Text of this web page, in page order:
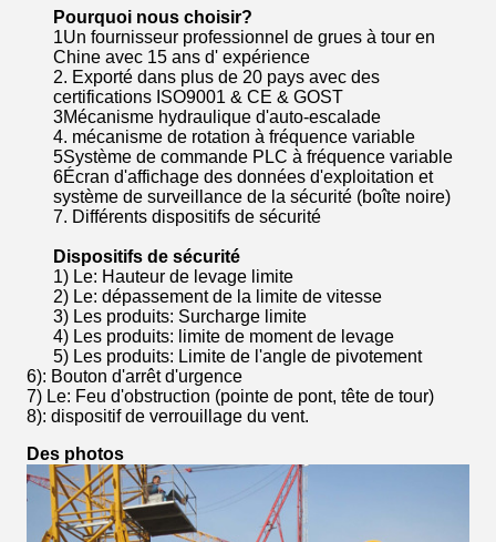
Pourquoi nous choisir?
1Un fournisseur professionnel de grues à tour en
Chine avec 15 ans d' expérience
2. Exporté dans plus de 20 pays avec des
certifications ISO9001 & CE & GOST
3Mécanisme hydraulique d'auto-escalade
4. mécanisme de rotation à fréquence variable
5Système de commande PLC à fréquence variable
6Écran d'affichage des données d'exploitation et
système de surveillance de la sécurité (boîte noire)
7. Différents dispositifs de sécurité
Dispositifs de sécurité
1) Le: Hauteur de levage limite
2) Le: dépassement de la limite de vitesse
3) Les produits: Surcharge limite
4) Les produits: limite de moment de levage
5) Les produits: Limite de l'angle de pivotement
6): Bouton d'arrêt d'urgence
7) Le: Feu d'obstruction (pointe de pont, tête de tour)
8): dispositif de verrouillage du vent.
Des photos